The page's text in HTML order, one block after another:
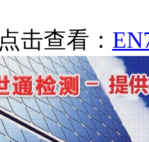
点击查看：